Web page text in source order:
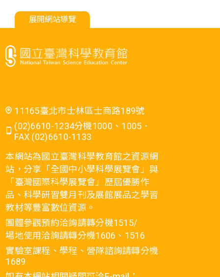
展開網站導覽
11165臺北市士林區士商路189號
(02)6610-1234分機1000、1005．
FAX (02)6610-1133
本網站為國立臺灣科學教育館之資源網
站，分享「全國中小學科學展覽會」與
「臺灣國際科學展覽會」歷屆優勝作
品、科學研習雙月刊及展館展品之學習
教材等豐富數位資源。
團體參觀預約洽詢請轉分機1515/
場地使用洽詢請轉分機1606、1516
實驗室課程、學程、營隊諮詢請轉分機
1689